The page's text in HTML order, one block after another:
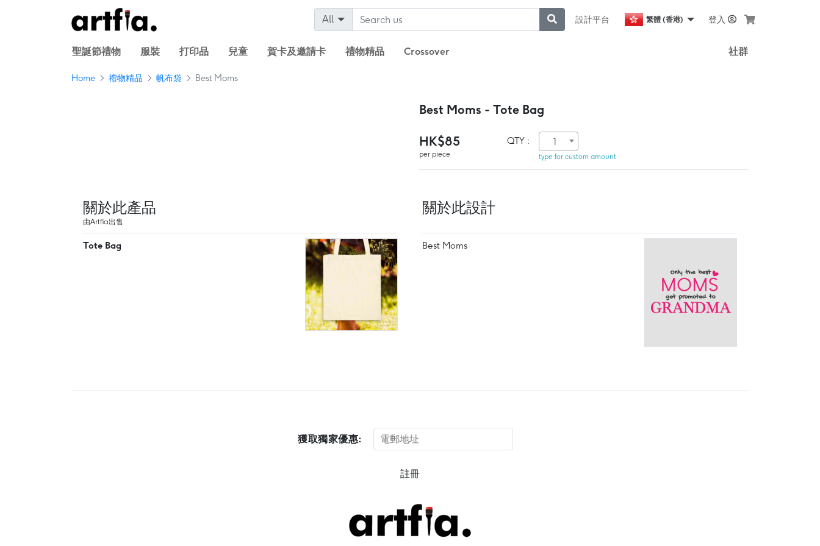
All 設計平台 繁體 (香港) 登入
聖誕節禮物 服裝 打印品 兒童 賀卡及邀請卡 禮物精品 Crossover 社群
Home 禮物精品 帆布袋 Best Moms
Best Moms - Tote Bag
HK$85
per piece
QTY : 1
type for custom amount
關於此產品
由Artfia出售
Tote Bag
關於此設計
Best Moms
獲取獨家優惠:
註冊